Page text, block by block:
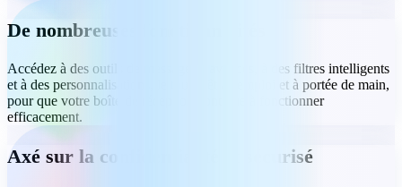
De nombreuses fonctionnalités
Accédez à des outils de messagerie avancés, à des filtres intelligents
et à des personnalisations, le tout prêt à l'emploi et à portée de main,
pour que votre boîte de réception continue à fonctionner
efficacement.
Axé sur la confidentialité et sécurisé